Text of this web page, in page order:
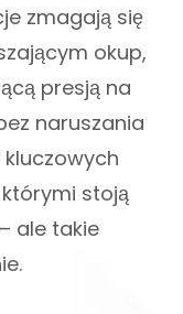
zmagają się
okup,
presją na
naruszania
stoją
ale takie